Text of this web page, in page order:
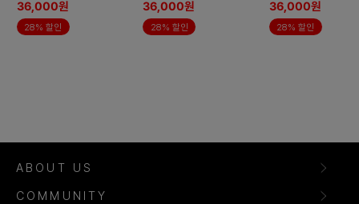
36,000원
28% 할인
36,000원
28% 할인
36,000원
28% 할인
ABOUT US
COMMUNITY